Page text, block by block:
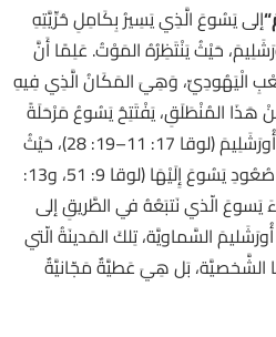
“إلى يَسُوعَ الَّذِي يَسِيرُ بِكَامِلِ حُرِّيَّتِهِ
حَيْثُ يَنْتَظِرُهُ المَوْتُ. عَلِمًا أَنَّ
الْيَهُودِيِّ، وَهِيَ المَكَانُ الَّذِي فِيهِ
(لوقا 13: 33). وَمِنْ هَذَا المُنْطَلَقِ، يَفْتَتِحُ يَسُوعُ مَرْحَلَةً
جَدِيدَةً مِنْ مَرَاحِلِ الصُّعُودِ إِلى أُورَشَلِيمَ (لوقا 17: 11–19: 28)، حَيْثُ
تُذْكَرُ أُورَشَلِيمُ لِلمَرَّةِ الثَّالِثَةِ فِي صُعُودِ يَسُوعَ إِلَيْهَا (لوقا 9: 51، و13:
يَسوعَ الّذي نَتبَعُهُ في الطَّريقِ إلى
السَّماويَّة، تِلكَ المَدينَةُ الّتي
الشَّخصيَّة، بَل هِيَ عَطيَّةٌ مَجّانيَّةٌ